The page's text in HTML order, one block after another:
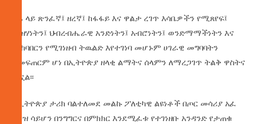
ዛሬ ላይ ጽንፈኛ፤ ዘረኛ፤ ከፋፋይ እና ዋልታ ረገጥ እሳቤዎችን የሚጸየፍ፤
ብዝሃነትን፤ ህብረብሔራዊ አንድነትን፤ አብሮነትን፤ ወንድማማችነትን እና
መከባበርን የሚገነዘብ ትዉልድ እየተገነባ መሆኑም ሀገራዊ መግባባትን
ለመፍጠርም ሆነ በኢትዮጵያ ዘላቂ ልማትና ሰላምን ለማረጋገጥ ትልቅ ዋስትና
ሆኗል፡፡
በኢትዮጵያ ታሪክ ባልተለመደ መልኩ ፖለቲካዊ ልዩነቶች በጦር መሳሪያ አፈ
ሙዝ ሳይሆን በንግግርና በምክክር እንደሚፈቱ የተገነዘቡ አንዳንድ የታጠቁ